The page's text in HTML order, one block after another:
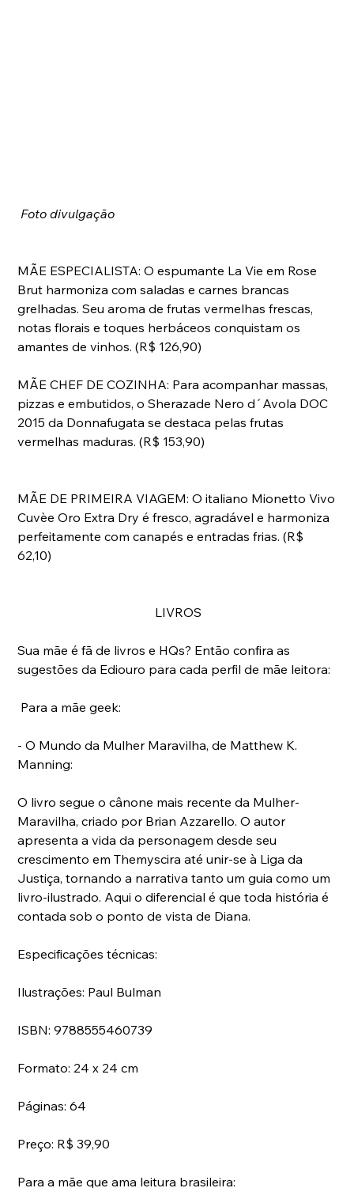
Foto divulgação
MÃE ESPECIALISTA: O espumante La Vie em Rose
Brut harmoniza com saladas e carnes brancas
grelhadas. Seu aroma de frutas vermelhas frescas,
notas florais e toques herbáceos conquistam os
amantes de vinhos. (R$ 126,90)
MÃE CHEF DE COZINHA: Para acompanhar massas,
pizzas e embutidos, o Sherazade Nero d´Avola DOC
2015 da Donnafugata se destaca pelas frutas
vermelhas maduras. (R$ 153,90)
MÃE DE PRIMEIRA VIAGEM: O italiano Mionetto Vivo
Cuvèe Oro Extra Dry é fresco, agradável e harmoniza
perfeitamente com canapés e entradas frias. (R$
62,10)
LIVROS
Sua mãe é fã de livros e HQs? Então confira as
sugestões da Ediouro para cada perfil de mãe leitora:
Para a mãe geek:
- O Mundo da Mulher Maravilha, de Matthew K.
Manning:
O livro segue o cânone mais recente da Mulher-
Maravilha, criado por Brian Azzarello. O autor
apresenta a vida da personagem desde seu
crescimento em Themyscira até unir-se à Liga da
Justiça, tornando a narrativa tanto um guia como um
livro-ilustrado. Aqui o diferencial é que toda história é
contada sob o ponto de vista de Diana.
Especificações técnicas:
Ilustrações: Paul Bulman
ISBN: 9788555460739
Formato: 24 x 24 cm
Páginas: 64
Preço: R$ 39,90
Para a mãe que ama leitura brasileira: